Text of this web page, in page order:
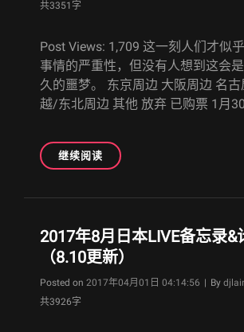
共3351字
Post Views: 1,709 这一刻人们才似
事情的严重性，但没有人想到这会
久的噩梦。 东京周边 大阪周边 名
越/东北周边 其他 放弃 已购票 1月
继续阅读[迹
地]2020
日
本
备
2017年8月日本LIVE备忘录&
（8.10更新）
Posted on 2017年04月01日 04:14:56 | By
共3926字